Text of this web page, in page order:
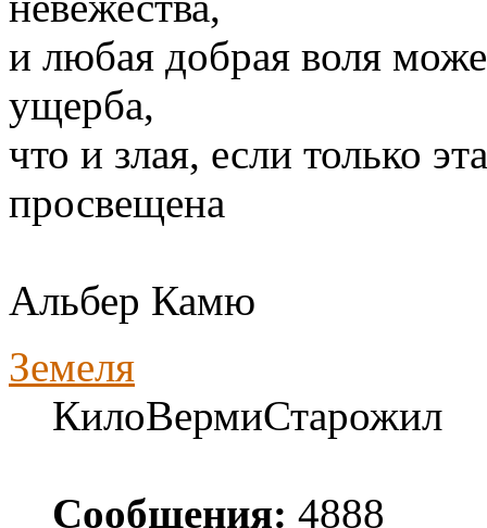
и любая добрая воля
ущерба,
что и злая, если только
просвещена
Альбер Камю
Земеля
КилоВермиСтарожил
Сообщения: 4888